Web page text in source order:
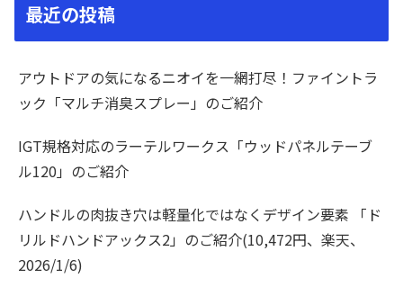
最近の投稿
アウトドアの気になるニオイを一網打尽！ファイントラ
ック「マルチ消臭スプレー」のご紹介
IGT規格対応のラーテルワークス「ウッドパネルテーブ
ル120」のご紹介
ハンドルの肉抜き穴は軽量化ではなくデザイン要素 「ド
リルドハンドアックス2」のご紹介(10,472円、楽天、
2026/1/6)